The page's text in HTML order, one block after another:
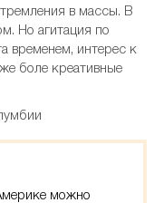
в массы. В
Но агитация по
временем, интерес к
боле креативные
можно